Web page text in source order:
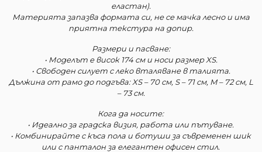
еластан).
Материята запазва формата си, не се мачка лесно и има
приятна текстура на допир.
Размери и пасване:
• Моделът е висок 174 см и носи размер XS.
• Свободен силует с леко вталяване в талията.
Дължина от рамо до подгъва: XS – 70 см, S – 71 см, M – 72 см, L
– 73 см.
Кога да носите:
• Идеално за градска визия, работа или пътуване.
• Комбинирайте с къса пола и ботуши за съвременен шик
или с панталон за елегантен офисен стил.